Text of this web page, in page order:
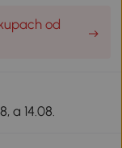
od
a 14.08.